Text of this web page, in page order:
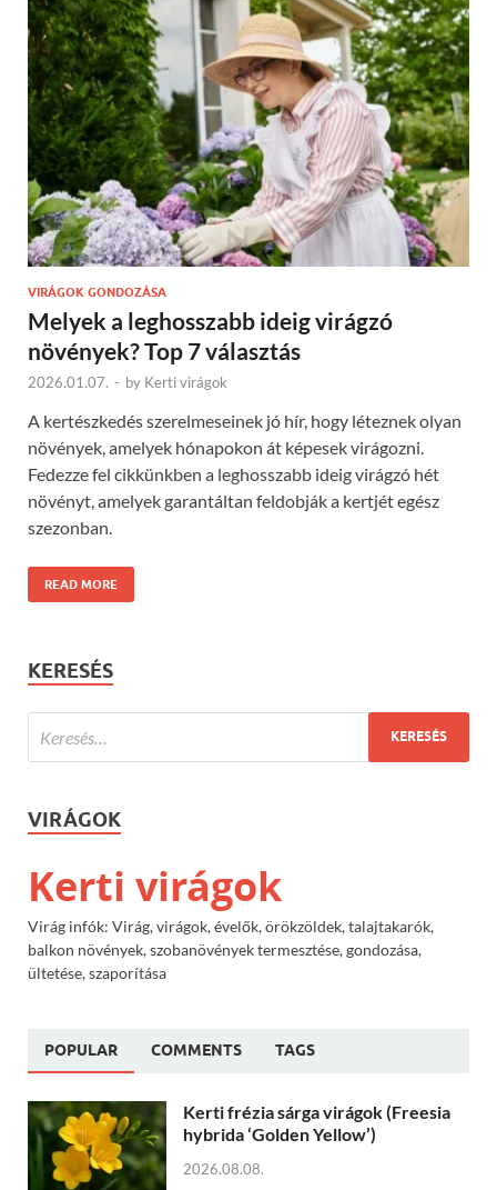
VIRÁGOK GONDOZÁSA
Melyek a leghosszabb ideig virágzó
növények? Top 7 választás
2026.01.07. - by Kerti virágok
A kertészkedés szerelmeseinek jó hír, hogy léteznek olyan
növények, amelyek hónapokon át képesek virágozni.
Fedezze fel cikkünkben a leghosszabb ideig virágzó hét
növényt, amelyek garantáltan feldobják a kertjét egész
szezonban.
READ MORE
KERESÉS
VIRÁGOK
Kerti virágok
Virág infók: Virág, virágok, évelők, örökzöldek, talajtakarók,
balkon növények, szobanövények termesztése, gondozása,
ültetése, szaporítása
POPULAR COMMENTS TAGS
Kerti frézia sárga virágok (Freesia
hybrida ‘Golden Yellow’)
2026.08.08.